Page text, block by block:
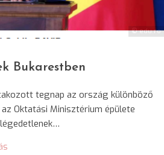
© edu.ro
Bukarestben
tegnap az ország különböző
Oktatási Minisztérium épülete